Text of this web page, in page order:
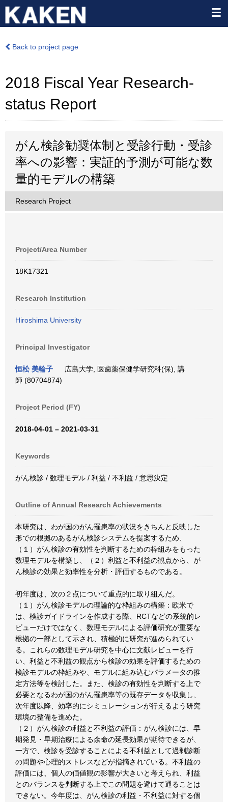
Back to project page
2018 Fiscal Year Research-
status Report
がん検診勧奨体制と受診行動・受診
率への影響：実証的予測が可能な数
量的モデルの構築
Research Project
Project/Area Number
18K17321
Research Institution
Hiroshima University
Principal Investigator
恒松 美輪子
広島大学, 医歯薬保健学研究科(保), 講
師 (80704874)
Project Period (FY)
2018-04-01 – 2021-03-31
Keywords
がん検診 / 数理モデル / 利益 / 不利益 / 意思決定
Outline of Annual Research Achievements
本研究は、わが国のがん罹患率の状況をきちんと反映した
形での根拠のあるがん検診システムを提案するため、
（１）がん検診の有効性を判断するための枠組みをもった
数理モデルを構築し、（２）利益と不利益の観点から、が
ん検診の効果と効率性を分析・評価するものである。
初年度は、次の２点について重点的に取り組んだ。
（１）がん検診モデルの理論的な枠組みの構築：欧米で
は、検診ガイドラインを作成する際、RCTなどの系統的レ
ビューだけではなく、数理モデルによる評価研究が重要な
根拠の一部として示され、積極的に研究が進められてい
る。これらの数理モデル研究を中心に文献レビューを行
い、利益と不利益の観点から検診の効果を評価するための
検診モデルの枠組みや、モデルに組み込むパラメータの推
定方法等を検討した。また、検診の有効性を判断する上で
必要となるわが国のがん罹患率等の既存データを収集し、
次年度以降、効率的にシミュレーションが行えるよう研究
環境の整備を進めた。
（２）がん検診の利益と不利益の評価：がん検診には、早
期発見・早期治療による余命の延長効果が期待できるが、
一方で、検診を受診することによる不利益として過剰診断
の問題や心理的ストレスなどが指摘されている。不利益の
評価には、個人の価値観の影響が大きいと考えられ、利益
とのバランスを判断する上でこの問題を避けて通ることは
できない。今年度は、がん検診の利益・不利益に対する個